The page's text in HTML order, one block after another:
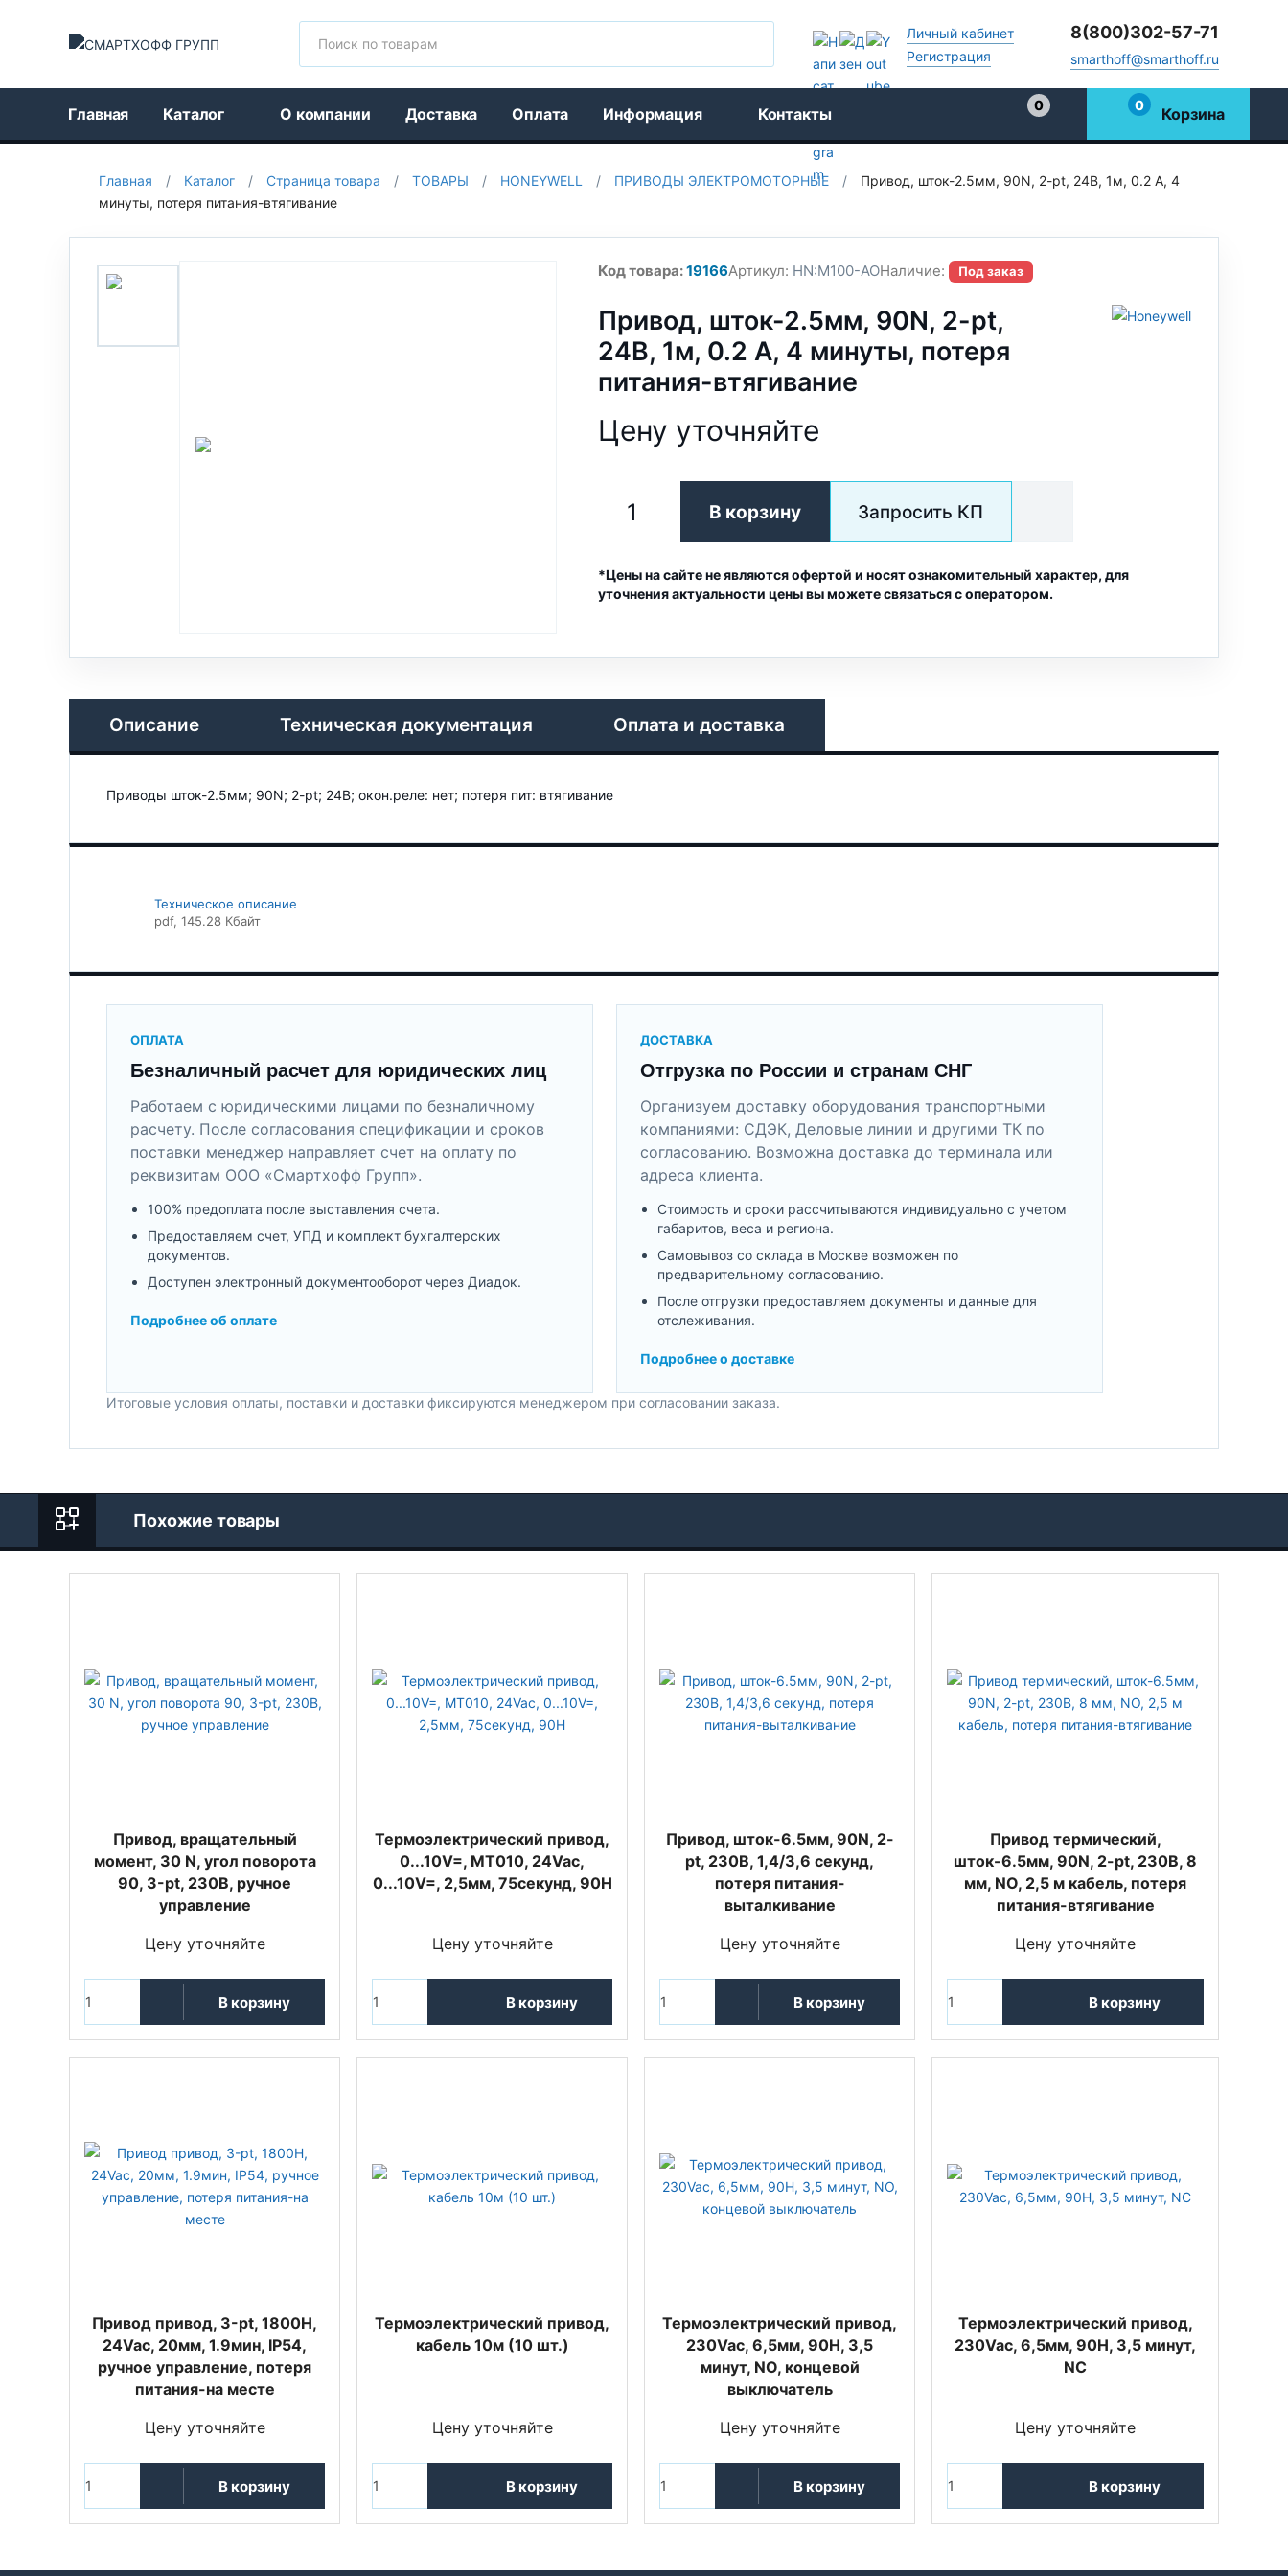
Личный кабинет
Регистрация
8(800)302-57-71
smarthoff@smarthoff.ru
Главная Каталог О компании Доставка Оплата Информация Контакты
0
0 Корзина
Главная / Каталог / Страница товара / ТОВАРЫ / HONEYWELL / ПРИВОДЫ ЭЛЕКТРОМОТОРНЫЕ /
Привод, шток-2.5мм, 90N, 2-pt, 24В, 1м, 0.2 А, 4
минуты, потеря питания-втягивание
Код товара:19166Артикул: HN:M100-AOНаличие: Под заказ
Привод, шток-2.5мм, 90N, 2-pt,
24В, 1м, 0.2 А, 4 минуты, потеря
питания-втягивание
Цену уточняйте
В корзину Запросить КП
*Цены на сайте не являются офертой и носят ознакомительный характер, для
уточнения актуальности цены вы можете связаться с оператором.
Описание Техническая документация Оплата и доставка
Приводы шток-2.5мм; 90N; 2-pt; 24В; окон.реле: нет; потеря пит: втягивание
Техническое описание
pdf, 145.28 Кбайт
ОПЛАТА
Безналичный расчет для юридических лиц
Работаем с юридическими лицами по безналичному
расчету. После согласования спецификации и сроков
поставки менеджер направляет счет на оплату по
реквизитам ООО «Смартхофф Групп».
100% предоплата после выставления счета.
Предоставляем счет, УПД и комплект бухгалтерских
документов.
Доступен электронный документооборот через Диадок.
Подробнее об оплате
ДОСТАВКА
Отгрузка по России и странам СНГ
Организуем доставку оборудования транспортными
компаниями: СДЭК, Деловые линии и другими ТК по
согласованию. Возможна доставка до терминала или
адреса клиента.
Стоимость и сроки рассчитываются индивидуально с учетом
габаритов, веса и региона.
Самовывоз со склада в Москве возможен по
предварительному согласованию.
После отгрузки предоставляем документы и данные для
отслеживания.
Подробнее о доставке
Итоговые условия оплаты, поставки и доставки фиксируются менеджером при согласовании заказа.
Похожие товары
Привод, вращательный
момент, 30 N, угол поворота
90, 3-pt, 230В, ручное
управление
Цену уточняйте
В корзину
Термоэлектрический привод,
0...10V=, МТ010, 24Vac,
0...10V=, 2,5мм, 75секунд, 90Н
Цену уточняйте
В корзину
Привод, шток-6.5мм, 90N, 2-
pt, 230В, 1,4/3,6 секунд,
потеря питания-
выталкивание
Цену уточняйте
В корзину
Привод термический,
шток-6.5мм, 90N, 2-pt, 230В, 8
мм, NO, 2,5 м кабель, потеря
питания-втягивание
Цену уточняйте
В корзину
Привод привод, 3-pt, 1800Н,
24Vac, 20мм, 1.9мин, IP54,
ручное управление, потеря
питания-на месте
Цену уточняйте
В корзину
Термоэлектрический привод,
кабель 10м (10 шт.)
Цену уточняйте
В корзину
Термоэлектрический привод,
230Vac, 6,5мм, 90Н, 3,5
минут, NО, концевой
выключатель
Цену уточняйте
В корзину
Термоэлектрический привод,
230Vac, 6,5мм, 90Н, 3,5 минут,
NC
Цену уточняйте
В корзину